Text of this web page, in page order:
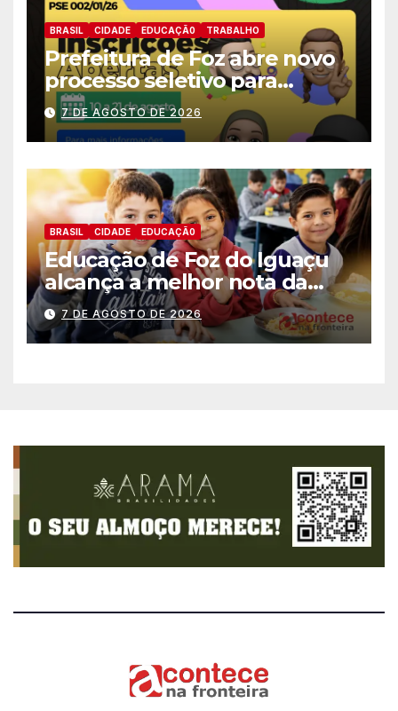
BRASIL CIDADE EDUCAÇÃ0 TRABALHO
Prefeitura de Foz abre novo
processo seletivo para
estagiários
7 DE AGOSTO DE 2026
BRASIL CIDADE EDUCAÇÃ0
Educação de Foz do Iguaçu
alcança a melhor nota da
história no IDEB
7 DE AGOSTO DE 2026